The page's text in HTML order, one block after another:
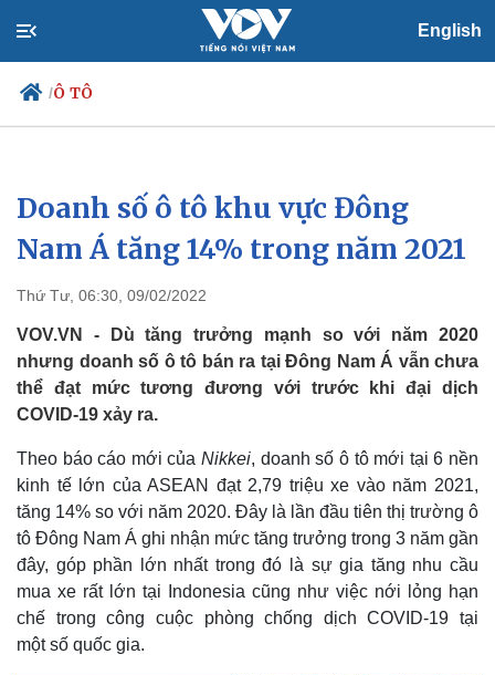
English
/Ô TÔ
Chính trị
Đảng
Tổ chức nhân sự
Nhận diện sự thật
Xã hội
Dự báo thời tiết
Việc làm
Biển đảo
Doanh số ô tô khu vực Đông
Nam Á tăng 14% trong năm 2021
Thứ Tư, 06:30, 09/02/2022
VOV.VN - Dù tăng trưởng mạnh so với năm 2020
nhưng doanh số ô tô bán ra tại Đông Nam Á vẫn chưa
thể đạt mức tương đương với trước khi đại dịch
COVID-19 xảy ra.
Theo báo cáo mới củaNikkei, doanh số ô tô mới tại 6 nền
kinh tế lớn của ASEAN đạt 2,79 triệu xe vào năm 2021,
tăng 14% so với năm 2020. Đây là lần đầu tiên thị trường ô
tô Đông Nam Á ghi nhận mức tăng trưởng trong 3 năm gần
đây, góp phần lớn nhất trong đó là sự gia tăng nhu cầu
mua xe rất lớn tại Indonesia cũng như việc nới lỏng hạn
chế trong công cuộc phòng chống dịch COVID-19 tại
một số quốc gia.